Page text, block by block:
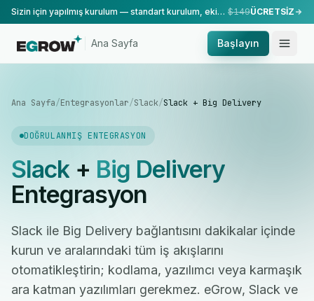
Sizin için yapılmış kurulum — standart kurulum, ekibimiz tarafından yapılır. $149ÜCRETSİZ
Ana Sayfa Başlayın
Ana Sayfa/Entegrasyonlar/Slack/Slack + Big Delivery
DOĞRULANMIŞ ENTEGRASYON
Slack+ Big Delivery
Entegrasyon
Slack ile Big Delivery bağlantısını dakikalar içinde
kurun ve aralarındaki tüm iş akışlarını
otomatikleştirin; kodlama, yazılımcı veya karmaşık
ara katman yazılımları gerekmez. eGrow, Slack ve